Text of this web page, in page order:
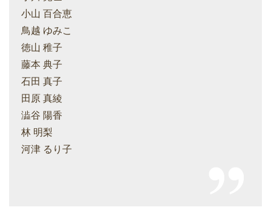
小山 百合恵
鳥越 ゆみこ
徳山 稚子
藤本 典子
石田 真子
田原 真綾
澁谷 陽香
林 明梨
河津 るり子